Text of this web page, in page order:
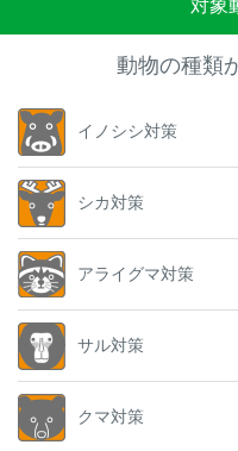
対象
動物の種類
イノシシ対策
シカ対策
アライグマ対策
サル対策
クマ対策